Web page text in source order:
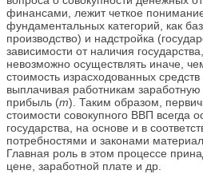
финансами, лежит четкое
фундаментальных категорий, как
производство) и надстройка
зависимости от наличия
невозможно осуществлять иначе,
стоимость израсходованных средств
выплачивая работникам заработную
прибыль (m). Таким образом,
стоимости совокупного ВВП всегда
государства, на основе и в
потребностями и законами
Главная роль в этом процессе
цене, заработной плате и др.